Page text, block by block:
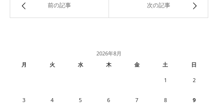
前の記事 次の記事
2026年8月
月
火 水 木 金 土 日
1 2
3 4 5 6 7 8 9